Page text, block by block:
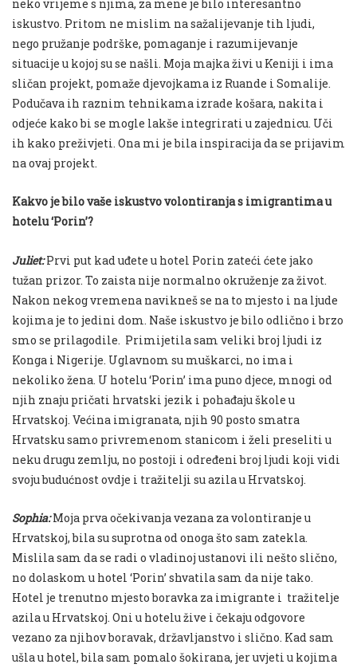
neko vrijeme s njima, za mene je bilo interesantno
iskustvo. Pritom ne mislim na sažalijevanje tih ljudi,
nego pružanje podrške, pomaganje i razumijevanje
situacije u kojoj su se našli. Moja majka živi u Keniji i ima
sličan projekt, pomaže djevojkama iz Ruande i Somalije.
Podučava ih raznim tehnikama izrade košara, nakita i
odjeće kako bi se mogle lakše integrirati u zajednicu. Uči
ih kako preživjeti. Ona mi je bila inspiracija da se prijavim
na ovaj projekt.
Kakvo je bilo vaše iskustvo volontiranja s imigrantima u
hotelu ‘Porin’?
Juliet:Prvi put kad uđete u hotel Porin zateći ćete jako
tužan prizor. To zaista nije normalno okruženje za život.
Nakon nekog vremena navikneš se na to mjesto i na ljude
kojima je to jedini dom. Naše iskustvo je bilo odlično i brzo
smo se prilagodile. Primijetila sam veliki broj ljudi iz
Konga i Nigerije. Uglavnom su muškarci, no ima i
nekoliko žena. U hotelu ‘Porin’ ima puno djece, mnogi od
njih znaju pričati hrvatski jezik i pohađaju škole u
Hrvatskoj. Većina imigranata, njih 90 posto smatra
Hrvatsku samo privremenom stanicom i želi preseliti u
neku drugu zemlju, no postoji i određeni broj ljudi koji vidi
svoju budućnost ovdje i tražitelji su azila u Hrvatskoj.
Sophia:Moja prva očekivanja vezana za volontiranje u
Hrvatskoj, bila su suprotna od onoga što sam zatekla.
Mislila sam da se radi o vladinoj ustanovi ili nešto slično,
no dolaskom u hotel ‘Porin’ shvatila sam da nije tako.
Hotel je trenutno mjesto boravka za imigrante i tražitelje
azila u Hrvatskoj. Oni u hotelu žive i čekaju odgovore
vezano za njihov boravak, državljanstvo i slično. Kad sam
ušla u hotel, bila sam pomalo šokirana, jer uvjeti u kojima